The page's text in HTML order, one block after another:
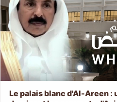
Le palais blanc d'Al-Areen :